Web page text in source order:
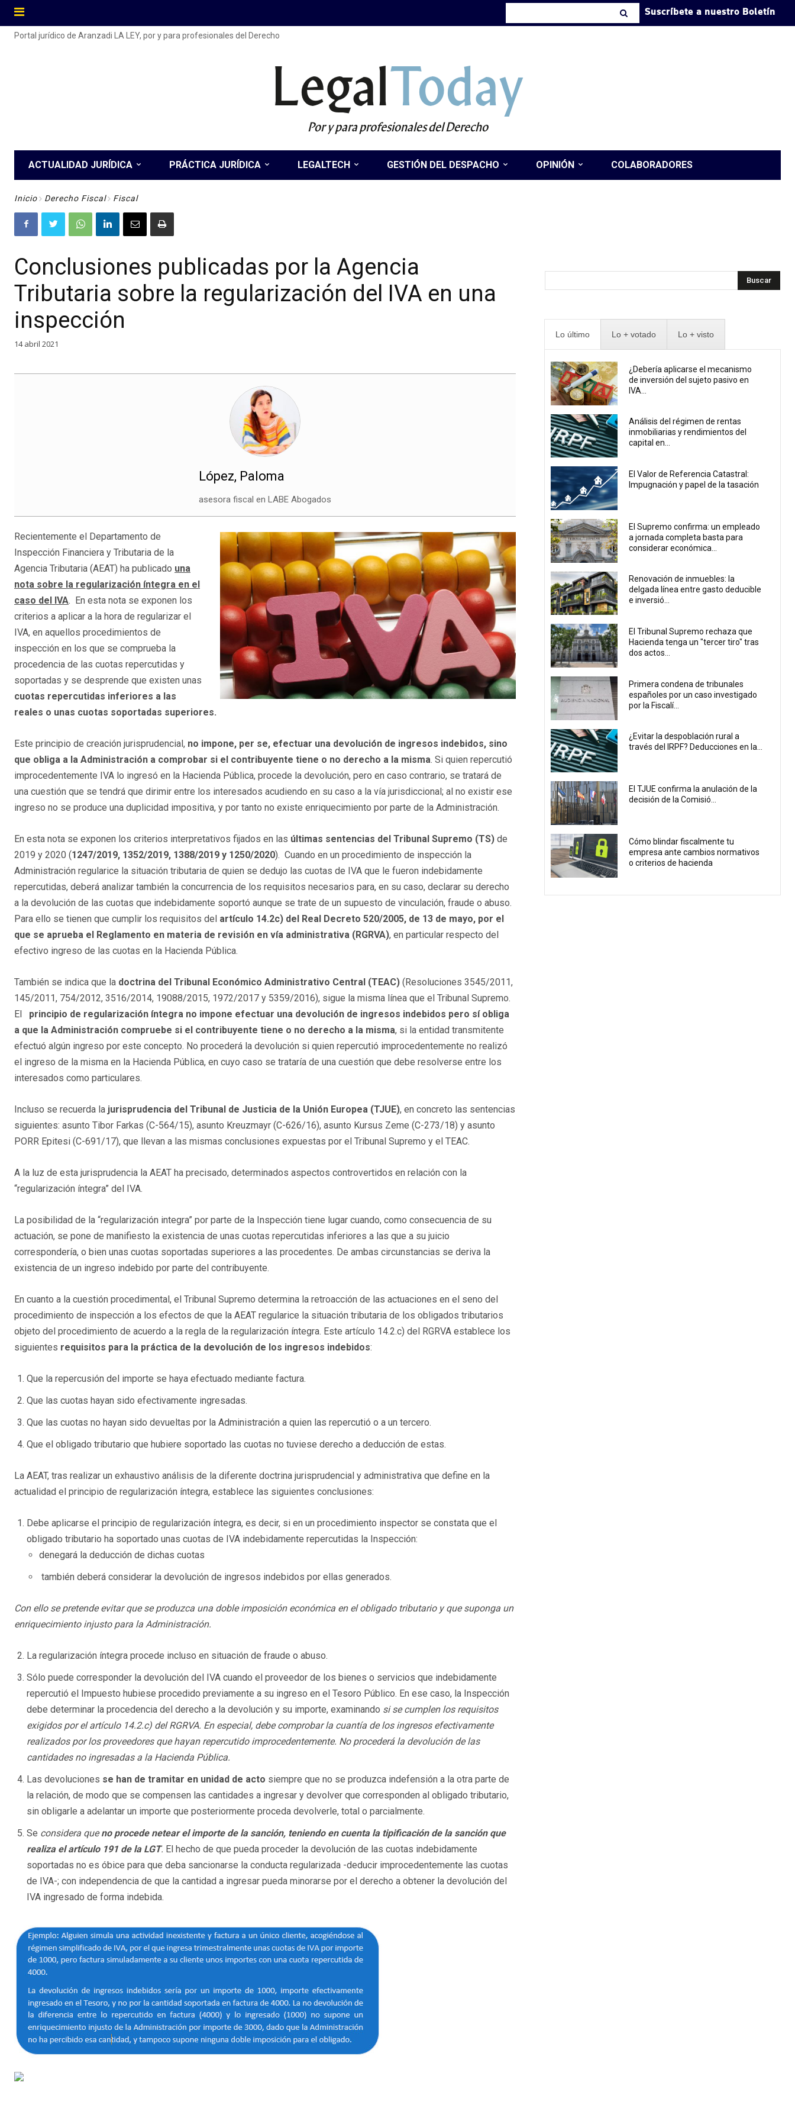
Suscríbete a nuestro Boletín
Portal jurídico de Aranzadi LA LEY, por y para profesionales del Derecho
LegalToday
Por y para profesionales del Derecho
ACTUALIDAD JURÍDICA PRÁCTICA JURÍDICA LEGALTECH GESTIÓN DEL DESPACHO OPINIÓN COLABORADORES
Inicio Derecho Fiscal Fiscal
Conclusiones publicadas por la Agencia
Tributaria sobre la regularización del IVA en una
inspección
14 abril 2021
López, Paloma
asesora fiscal en LABE Abogados
Recientemente el Departamento de
Inspección Financiera y Tributaria de la
Agencia Tributaria (AEAT) ha publicado una
nota sobre la regularización íntegra en el
caso del IVA. En esta nota se exponen los
criterios a aplicar a la hora de regularizar el
IVA, en aquellos procedimientos de
inspección en los que se comprueba la
procedencia de las cuotas repercutidas y
soportadas y se desprende que existen unas
cuotas repercutidas inferiores a las
reales o unas cuotas soportadas superiores.
Este principio de creación jurisprudencial, no impone, per se, efectuar una devolución de ingresos indebidos, sino
que obliga a la Administración a comprobar si el contribuyente tiene o no derecho a la misma. Si quien repercutió
improcedentemente IVA lo ingresó en la Hacienda Pública, procede la devolución, pero en caso contrario, se tratará de
una cuestión que se tendrá que dirimir entre los interesados acudiendo en su caso a la vía jurisdiccional; al no existir ese
ingreso no se produce una duplicidad impositiva, y por tanto no existe enriquecimiento por parte de la Administración.
En esta nota se exponen los criterios interpretativos fijados en las últimas sentencias del Tribunal Supremo (TS) de
2019 y 2020 (1247/2019, 1352/2019, 1388/2019 y 1250/2020). Cuando en un procedimiento de inspección la
Administración regularice la situación tributaria de quien se dedujo las cuotas de IVA que le fueron indebidamente
repercutidas, deberá analizar también la concurrencia de los requisitos necesarios para, en su caso, declarar su derecho
a la devolución de las cuotas que indebidamente soportó aunque se trate de un supuesto de vinculación, fraude o abuso.
Para ello se tienen que cumplir los requisitos del artículo 14.2c) del Real Decreto 520/2005, de 13 de mayo, por el
que se aprueba el Reglamento en materia de revisión en vía administrativa (RGRVA), en particular respecto del
efectivo ingreso de las cuotas en la Hacienda Pública.
También se indica que la doctrina del Tribunal Económico Administrativo Central (TEAC) (Resoluciones 3545/2011,
145/2011, 754/2012, 3516/2014, 19088/2015, 1972/2017 y 5359/2016), sigue la misma línea que el Tribunal Supremo.
El
principio de regularización íntegra no impone efectuar una devolución de ingresos indebidos pero sí obliga
a que la Administración compruebe si el contribuyente tiene o no derecho a la misma, si la entidad transmitente
efectuó algún ingreso por este concepto. No procederá la devolución si quien repercutió improcedentemente no realizó
el ingreso de la misma en la Hacienda Pública, en cuyo caso se trataría de una cuestión que debe resolverse entre los
interesados como particulares.
Incluso se recuerda la jurisprudencia del Tribunal de Justicia de la Unión Europea (TJUE), en concreto las sentencias
siguientes: asunto Tibor Farkas (C-564/15), asunto Kreuzmayr (C-626/16), asunto Kursus Zeme (C-273/18) y asunto
PORR Epitesi (C-691/17), que llevan a las mismas conclusiones expuestas por el Tribunal Supremo y el TEAC.
A la luz de esta jurisprudencia la AEAT ha precisado, determinados aspectos controvertidos en relación con la
“regularización íntegra” del IVA.
La posibilidad de la “regularización integra” por parte de la Inspección tiene lugar cuando, como consecuencia de su
actuación, se pone de manifiesto la existencia de unas cuotas repercutidas inferiores a las que a su juicio
correspondería, o bien unas cuotas soportadas superiores a las procedentes. De ambas circunstancias se deriva la
existencia de un ingreso indebido por parte del contribuyente.
En cuanto a la cuestión procedimental, el Tribunal Supremo determina la retroacción de las actuaciones en el seno del
procedimiento de inspección a los efectos de que la AEAT regularice la situación tributaria de los obligados tributarios
objeto del procedimiento de acuerdo a la regla de la regularización íntegra. Este artículo 14.2.c) del RGRVA establece los
siguientes requisitos para la práctica de la devolución de los ingresos indebidos:
Que la repercusión del importe se haya efectuado mediante factura.
Que las cuotas hayan sido efectivamente ingresadas.
Que las cuotas no hayan sido devueltas por la Administración a quien las repercutió o a un tercero.
Que el obligado tributario que hubiere soportado las cuotas no tuviese derecho a deducción de estas.
La AEAT, tras realizar un exhaustivo análisis de la diferente doctrina jurisprudencial y administrativa que define en la
actualidad el principio de regularización íntegra, establece las siguientes conclusiones:
Debe aplicarse el principio de regularización íntegra, es decir, si en un procedimiento inspector se constata que el
obligado tributario ha soportado unas cuotas de IVA indebidamente repercutidas la Inspección:
denegará la deducción de dichas cuotas
también deberá considerar la devolución de ingresos indebidos por ellas generados.
Con ello se pretende evitar que se produzca una doble imposición económica en el obligado tributario y que suponga un
enriquecimiento injusto para la Administración.
La regularización íntegra procede incluso en situación de fraude o abuso.
Sólo puede corresponder la devolución del IVA cuando el proveedor de los bienes o servicios que indebidamente
repercutió el Impuesto hubiese procedido previamente a su ingreso en el Tesoro Público. En ese caso, la Inspección
debe determinar la procedencia del derecho a la devolución y su importe, examinando si se cumplen los requisitos
exigidos por el artículo 14.2.c) del RGRVA. En especial, debe comprobar la cuantía de los ingresos efectivamente
realizados por los proveedores que hayan repercutido improcedentemente. No procederá la devolución de las
cantidades no ingresadas a la Hacienda Pública.
Las devoluciones se han de tramitar en unidad de acto siempre que no se produzca indefensión a la otra parte de
la relación, de modo que se compensen las cantidades a ingresar y devolver que corresponden al obligado tributario,
sin obligarle a adelantar un importe que posteriormente proceda devolverle, total o parcialmente.
Se considera queno procede netear el importe de la sanción, teniendo en cuenta la tipificación de la sanción que
realiza el artículo 191 de la LGT. El hecho de que pueda proceder la devolución de las cuotas indebidamente
soportadas no es óbice para que deba sancionarse la conducta regularizada -deducir improcedentemente las cuotas
de IVA-; con independencia de que la cantidad a ingresar pueda minorarse por el derecho a obtener la devolución del
IVA ingresado de forma indebida.
Buscar
Lo último Lo + votado Lo + visto
¿Debería aplicarse el mecanismo
de inversión del sujeto pasivo en
IVA...
Análisis del régimen de rentas
inmobiliarias y rendimientos del
capital en...
El Valor de Referencia Catastral:
Impugnación y papel de la tasación
El Supremo confirma: un empleado
a jornada completa basta para
considerar económica...
Renovación de inmuebles: la
delgada línea entre gasto deducible
e inversió...
El Tribunal Supremo rechaza que
Hacienda tenga un "tercer tiro" tras
dos actos...
Primera condena de tribunales
españoles por un caso investigado
por la Fiscalí...
¿Evitar la despoblación rural a
través del IRPF? Deducciones en la...
El TJUE confirma la anulación de la
decisión de la Comisió...
Cómo blindar fiscalmente tu
empresa ante cambios normativos
o criterios de hacienda